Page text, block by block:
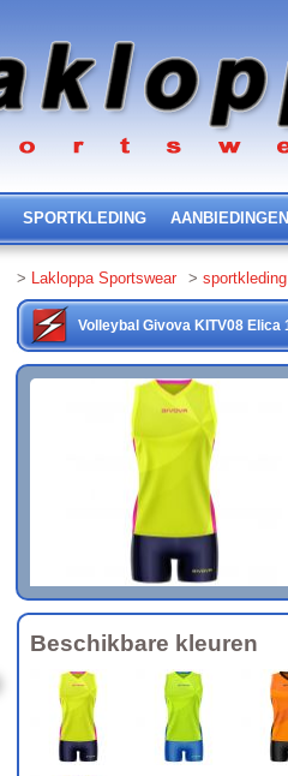
SPORTKLEDING AANBIEDINGEN
> Lakloppa Sportswear > sportkleding
Volleybal Givova KITV08 Elica
Beschikbare kleuren